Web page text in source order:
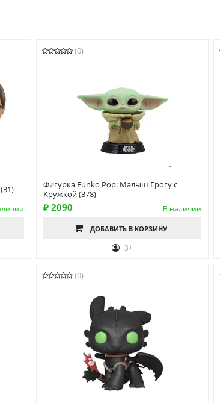
(0)
Фигурка Funko Pop: Малыш Грогу с
Кружкой (378)
₽ 2090 В наличии
ДОБАВИТЬ В КОРЗИНУ
3+
(0)